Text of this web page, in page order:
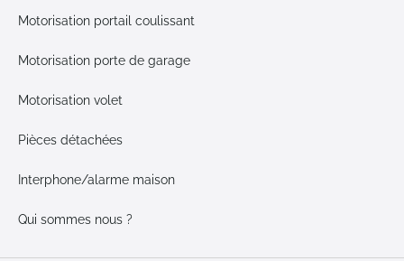
Motorisation portail coulissant
Motorisation porte de garage
Motorisation volet
Pièces détachées
Interphone/alarme maison
Qui sommes nous ?